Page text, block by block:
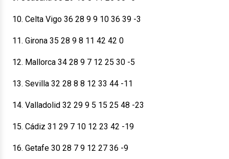
10. Celta Vigo 36 28 9 9 10 36 39 -3
11. Girona 35 28 9 8 11 42 42 0
12. Mallorca 34 28 9 7 12 25 30 -5
13. Sevilla 32 28 8 8 12 33 44 -11
14. Valladolid 32 29 9 5 15 25 48 -23
15. Cádiz 31 29 7 10 12 23 42 -19
16. Getafe 30 28 7 9 12 27 36 -9